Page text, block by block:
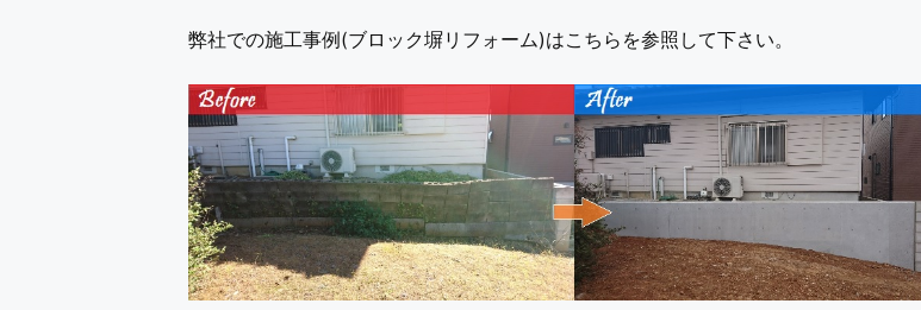
弊社での施工事例(ブロック塀リフォーム)はこちらを参照して下さい。